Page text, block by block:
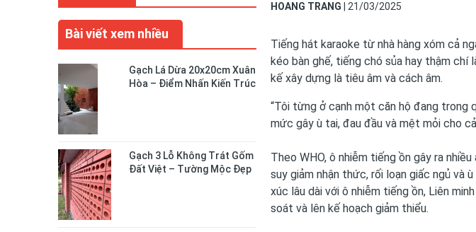
Bài viết xem nhiều
Gạch Lá Dừa 20x20cm Xuân
Hòa – Điểm Nhấn Kiến Trúc
Gạch 3 Lỗ Không Trát Gốm
Đất Việt – Tường Mộc Đẹp
HOANG TRANG 21/03/2025
Tiếng hát karaoke từ nhà hàng xóm cả
kéo bàn ghế, tiếng chó sủa hay thậm
kế xây dựng là tiêu âm và cách âm.
“Tôi từng ở cạnh một căn hộ đang trong
mức gây ù tai, đau đầu và mệt mỏi cho
Theo WHO, ô nhiễm tiếng ồn gây ra
suy giảm nhận thức, rối loạn giấc ngủ và
xúc lâu dài với ô nhiễm tiếng ồn, Liên
soát và lên kế hoạch giảm thiểu.